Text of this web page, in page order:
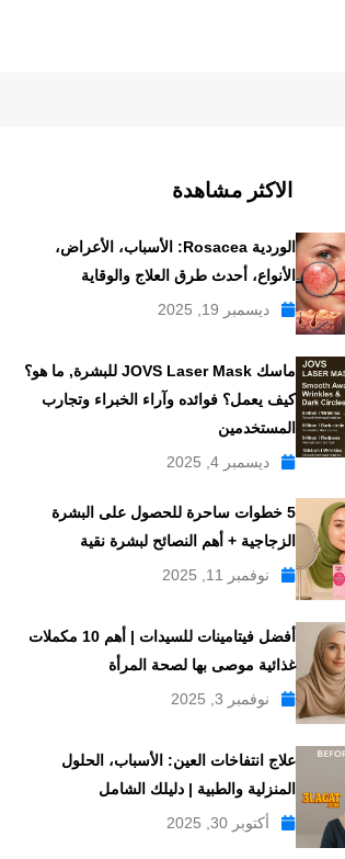
الاكثر مشاهدة
الوردية Rosacea: الأسباب، الأعراض،
الأنواع، أحدث طرق العلاج والوقاية
ديسمبر 19, 2025
ماسك JOVS Laser Mask للبشرة, ما هو؟
كيف يعمل؟ فوائده وآراء الخبراء وتجارب
المستخدمين
ديسمبر 4, 2025
5 خطوات ساحرة للحصول على البشرة
الزجاجية + أهم النصائح لبشرة نقية
نوفمبر 11, 2025
أفضل فيتامينات للسيدات | أهم 10 مكملات
غذائية موصى بها لصحة المرأة
نوفمبر 3, 2025
علاج انتفاخات العين: الأسباب، الحلول
المنزلية والطبية | دليلك الشامل
أكتوبر 30, 2025